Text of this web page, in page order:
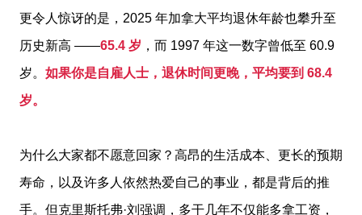
更令人惊讶的是，2025 年加拿大平均退休年龄也攀升至
历史新高 ——65.4 岁 ，而 1997 年这一数字曾低至 60.9
岁。 如果你是自雇人士，退休时间更晚，平均要到 68.4
岁。
为什么大家都不愿意回家？高昂的生活成本、更长的预期
寿命，以及许多人依然热爱自己的事业，都是背后的推
手。但克里斯托弗·刘强调，多干几年不仅能多拿工资，